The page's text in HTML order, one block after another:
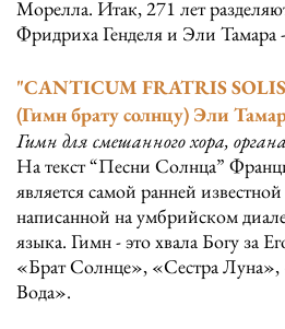
Морелла. Итак, 271 лет
Фридриха Генделя и Эли Тамара
"CANTICUM FRATRIS
(Гимн брату солнцу) Эли
Гимн для смешанного хора,
На текст “Песни Солнца”
является самой ранней
написанной на умбрийском
языка. Гимн - это хвала Богу за
«Брат Солнце», «Сестра Луна»,
Вода».